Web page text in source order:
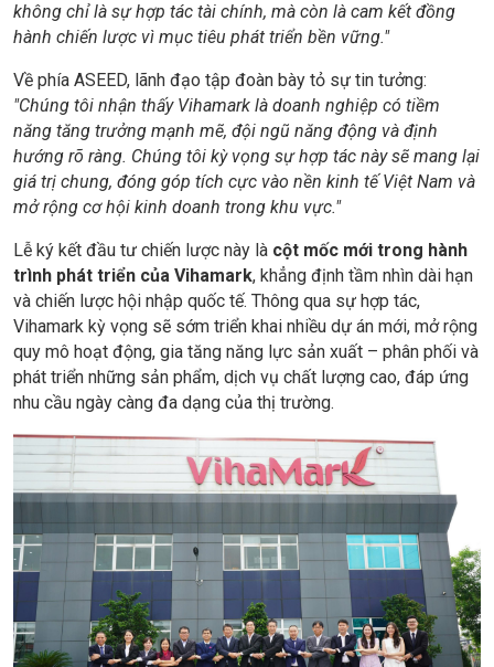
không chỉ là sự hợp tác tài chính, mà còn là cam kết đồng
hành chiến lược vì mục tiêu phát triển bền vững."
Về phía ASEED, lãnh đạo tập đoàn bày tỏ sự tin tưởng:
"Chúng tôi nhận thấy Vihamark là doanh nghiệp có tiềm
năng tăng trưởng mạnh mẽ, đội ngũ năng động và định
hướng rõ ràng. Chúng tôi kỳ vọng sự hợp tác này sẽ mang lại
giá trị chung, đóng góp tích cực vào nền kinh tế Việt Nam và
mở rộng cơ hội kinh doanh trong khu vực."
Lễ ký kết đầu tư chiến lược này là cột mốc mới trong hành
trình phát triển của Vihamark, khẳng định tầm nhìn dài hạn
và chiến lược hội nhập quốc tế. Thông qua sự hợp tác,
Vihamark kỳ vọng sẽ sớm triển khai nhiều dự án mới, mở rộng
quy mô hoạt động, gia tăng năng lực sản xuất – phân phối và
phát triển những sản phẩm, dịch vụ chất lượng cao, đáp ứng
nhu cầu ngày càng đa dạng của thị trường.